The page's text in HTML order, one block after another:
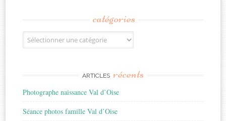
catégories
Catégories
ARTICLES récents
Photographe naissance Val d’Oise
Séance photos famille Val d’Oise